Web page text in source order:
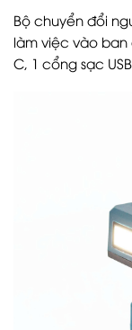
Bộ chuyển đổi
làm việc vào
C, 1 cổng sạc